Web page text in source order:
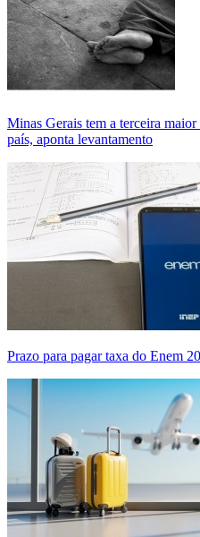
Minas Gerais tem a terceira
país, aponta levantamento
Prazo para pagar taxa do Enem